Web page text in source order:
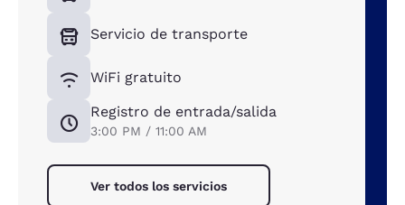
Servicio de transporte
WiFi gratuito
Registro de entrada/salida
3:00 PM / 11:00 AM
Ver todos los servicios